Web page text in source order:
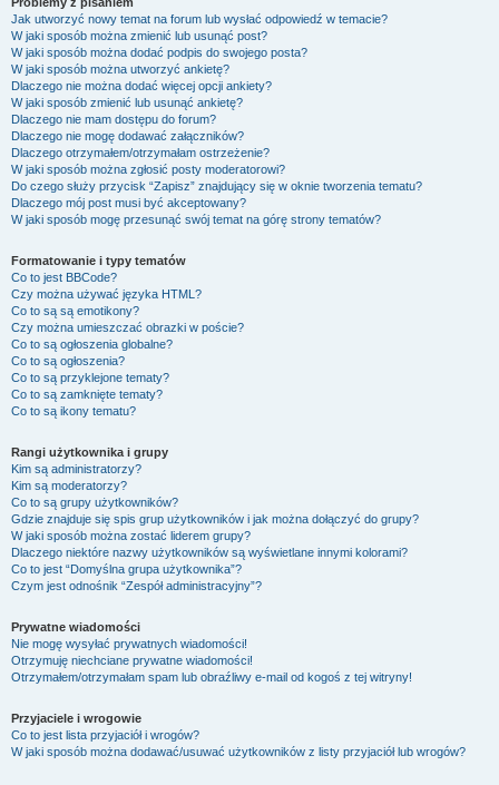
Jak utworzyć nowy temat na forum lub wysłać odpowiedź w temacie?
W jaki sposób można zmienić lub usunąć post?
W jaki sposób można dodać podpis do swojego posta?
W jaki sposób można utworzyć ankietę?
Dlaczego nie można dodać więcej opcji ankiety?
W jaki sposób zmienić lub usunąć ankietę?
Dlaczego nie mam dostępu do forum?
Dlaczego nie mogę dodawać załączników?
Dlaczego otrzymałem/otrzymałam ostrzeżenie?
W jaki sposób można zgłosić posty moderatorowi?
Do czego służy przycisk “Zapisz” znajdujący się w oknie tworzenia tematu?
Dlaczego mój post musi być akceptowany?
W jaki sposób mogę przesunąć swój temat na górę strony tematów?
Formatowanie i typy tematów
Co to jest BBCode?
Czy można używać języka HTML?
Co to są są emotikony?
Czy można umieszczać obrazki w poście?
Co to są ogłoszenia globalne?
Co to są ogłoszenia?
Co to są przyklejone tematy?
Co to są zamknięte tematy?
Co to są ikony tematu?
Rangi użytkownika i grupy
Kim są administratorzy?
Kim są moderatorzy?
Co to są grupy użytkowników?
Gdzie znajduje się spis grup użytkowników i jak można dołączyć do grupy?
W jaki sposób można zostać liderem grupy?
Dlaczego niektóre nazwy użytkowników są wyświetlane innymi kolorami?
Co to jest “Domyślna grupa użytkownika”?
Czym jest odnośnik “Zespół administracyjny”?
Prywatne wiadomości
Nie mogę wysyłać prywatnych wiadomości!
Otrzymuję niechciane prywatne wiadomości!
Otrzymałem/otrzymałam spam lub obraźliwy e-mail od kogoś z tej witryny!
Przyjaciele i wrogowie
Co to jest lista przyjaciół i wrogów?
W jaki sposób można dodawać/usuwać użytkowników z listy przyjaciół lub wrogów?